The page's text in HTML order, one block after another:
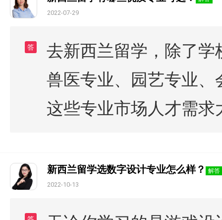
2022-07-29
答
去新西兰留学，除了
兽医专业、园艺专业
这些专业市场人才需
新西兰留学选数字设计专业怎么样？ 解答
2022-10-13